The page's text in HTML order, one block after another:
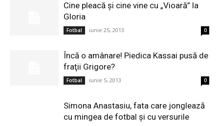
Cine pleacă şi cine vine cu „Vioară” la
Gloria
Fotbal iunie 25, 2013 0
Încă o amânare! Piedica Kassai pusă de
fraţii Grigore?
Fotbal iunie 5, 2013 0
Simona Anastasiu, fata care jonglează
cu mingea de fotbal şi cu versurile